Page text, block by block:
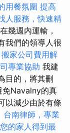
用餐氛圍 提高
人服務，快速精
幾週內運輸，
我們的領導人很
搬家公司費用解
專業協助 我建
目的，將其刪
免Navalny的真
以減少由於有條
台南律師，專業
的家人得到最